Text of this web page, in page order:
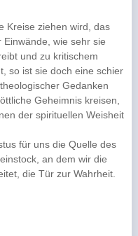
Kreise ziehen wird, das
wie sehr sie
und zu kritischem
so ist sie doch eine schier
Gedanken
Geheimnis kreisen,
der spirituellen Weisheit
für uns die Quelle des
an dem wir die
die Tür zur Wahrheit.